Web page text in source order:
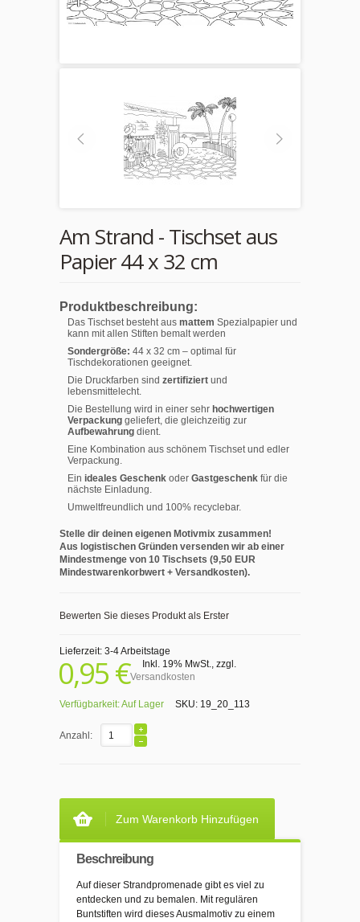
Am Strand - Tischset aus
Papier 44 x 32 cm
Produktbeschreibung:
Das Tischset besteht aus mattem Spezialpapier und
kann mit allen Stiften bemalt werden
Sondergröße: 44 x 32 cm – optimal für
Tischdekorationen geeignet.
Die Druckfarben sind zertifiziert und
lebensmittelecht.
Die Bestellung wird in einer sehr hochwertigen
Verpackung geliefert, die gleichzeitig zur
Aufbewahrung dient.
Eine Kombination aus schönem Tischset und edler
Verpackung.
Ein ideales Geschenk oder Gastgeschenk für die
nächste Einladung.
Umweltfreundlich und 100% recyclebar.
Stelle dir deinen eigenen Motivmix zusammen!
Aus logistischen Gründen versenden wir ab einer
Mindestmenge von 10 Tischsets (9,50 EUR
Mindestwarenkorbwert + Versandkosten).
Bewerten Sie dieses Produkt als Erster
Lieferzeit: 3-4 Arbeitstage
0,95 € Inkl. 19% MwSt., zzgl.
Versandkosten
Verfügbarkeit:Auf Lager SKU: 19_20_113
Anzahl:
Zum Warenkorb Hinzufügen
Beschreibung
Auf dieser Strandpromenade gibt es viel zu
entdecken und zu bemalen. Mit regulären
Buntstiften wird dieses Ausmalmotiv zu einem